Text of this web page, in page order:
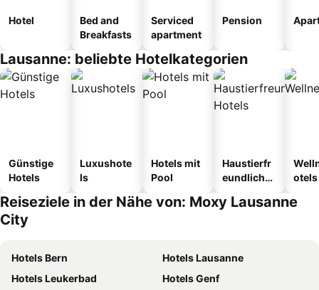
Hotel
Bed and
Breakfasts
Serviced
apartment
Pension
Lausanne: beliebte Hotelkategorien
Günstige
Hotels
Luxushote
ls
Hotels mit
Pool
Haustierfr
eundliche
otels
Reiseziele in der Nähe von: Moxy Lausanne
City
Hotels Bern
Hotels Lausanne
Hotels Leukerbad
Hotels Genf